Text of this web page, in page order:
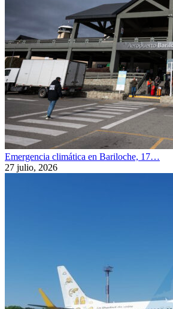
Emergencia climática en Bariloche, 17…
27 julio, 2026